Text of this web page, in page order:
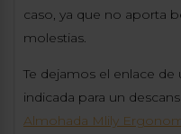
caso, ya que no aporta
molestias.
Te dejamos el enlace
indicada para un
Almohada Mlily